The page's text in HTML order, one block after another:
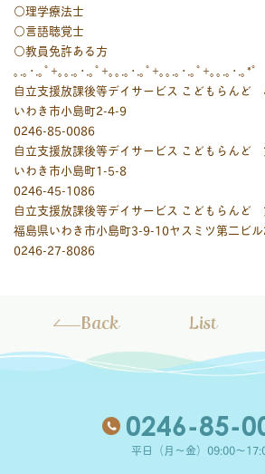
○理学療法士
○言語聴覚士
○教員免許ある方
｡.｡･.｡ﾟ+｡｡.｡･.｡ﾟ+｡｡.｡･.｡ﾟ+｡｡.｡･.｡ﾟ+｡｡.｡･.｡*ﾟ
自立支援放課後等デイサービス こどもらんど
いわき市小島町2-4-9
0246-85-0086
自立支援放課後等デイサービス こどもらんど
いわき市小島町1-5-8
0246-45-1086
自立支援放課後等デイサービス こどもらんど
福島県いわき市小島町3-9-10ヤスミツ第二ビ
0246-27-8086
Back List
0246-85-
平日（月～金）09:00～